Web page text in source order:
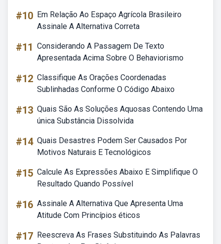
#10 Em Relação Ao Espaço Agrícola Brasileiro
Assinale A Alternativa Correta
#11 Considerando A Passagem De Texto
Apresentada Acima Sobre O Behaviorismo
#12 Classifique As Orações Coordenadas
Sublinhadas Conforme O Código Abaixo
#13 Quais São As Soluções Aquosas Contendo Uma
única Substância Dissolvida
#14 Quais Desastres Podem Ser Causados Por
Motivos Naturais E Tecnológicos
#15 Calcule As Expressões Abaixo E Simplifique O
Resultado Quando Possível
#16 Assinale A Alternativa Que Apresenta Uma
Atitude Com Princípios éticos
#17 Reescreva As Frases Substituindo As Palavras